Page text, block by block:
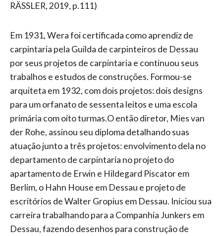
RÄSSLER, 2019, p.111)
Em 1931, Wera foi certificada como aprendiz de
carpintaria pela Guilda de carpinteiros de Dessau
por seus projetos de carpintaria e continuou seus
trabalhos e estudos de construções. Formou-se
arquiteta em 1932, com dois projetos: dois designs
para um orfanato de sessenta leitos e uma escola
primária com oito turmas.O então diretor, Mies van
der Rohe, assinou seu diploma detalhando suas
atuação junto a três projetos: envolvimento dela no
departamento de carpintaria no projeto do
apartamento de Erwin e Hildegard Piscator em
Berlim, o Hahn House em Dessau e projeto de
escritórios de Walter Gropius em Dessau. Iniciou sua
carreira trabalhando para a Companhia Junkers em
Dessau, fazendo desenhos para construção de